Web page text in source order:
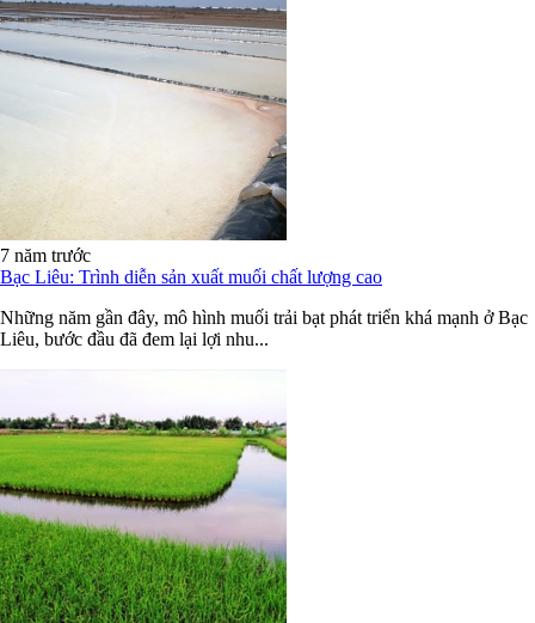
7 năm trước
Bạc Liêu: Trình diễn sản xuất muối chất lượng cao
Những năm gần đây, mô hình muối trải bạt phát triển khá mạnh ở Bạc
Liêu, bước đầu đã đem lại lợi nhu...